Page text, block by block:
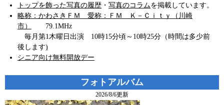
トップを飾った写真の履歴 ・ 写真のコラムを掲載しています。
略称：かわさきＦＭ 愛称：ＦＭ Ｋ－Ｃｉｔｙ（川崎
市）
79.1MHz
毎月第1木曜日出演 10時15分頃～10時25分（時間は多少前
後します)
シニア向け無料開放デー
フォトアルバム
2026/8/6更新